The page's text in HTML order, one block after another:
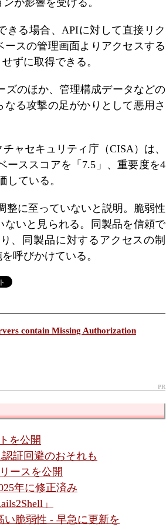
が影響を受ける。
きる場合、APIに対して直接リク
スの管理画面よりアクセスする
ずに取得できる。
ズのほか、管理構成データなどの
る攻撃の足がかりとして悪用さ
ャセキュリティ庁（CISA）は、
ーススコアを「7.5」、重要度を4
している。
整に至っていないと説明。脆弱性
いと見られる。同製品を信頼で
、同製品に対するアクセスの制
呼びかけている。
contain Missing Authorization
PR
を公開
認証回避のおそれも
ースを公開
年に修正済み
」
い脆弱性 - 早急に更新を